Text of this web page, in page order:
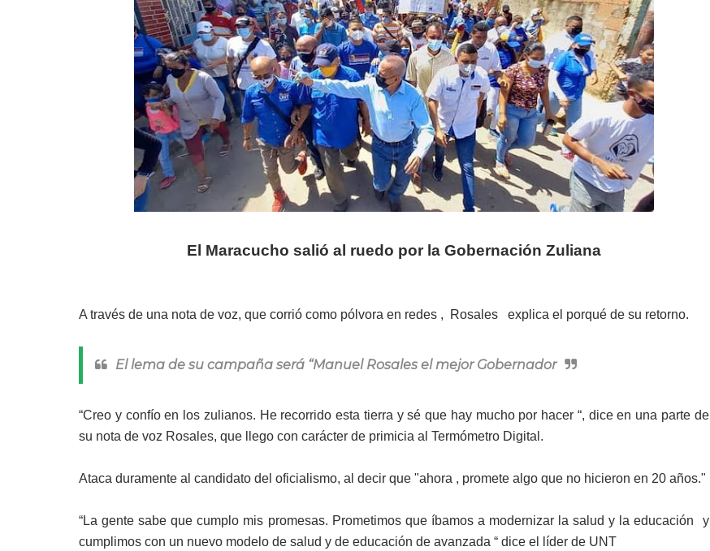
El Maracucho salió al ruedo por la Gobernación Zuliana
A través de una nota de voz, que corrió como pólvora en redes , Rosales explica el porqué de su retorno.
El lema de su campaña será “Manuel Rosales el mejor Gobernador
“Creo y confío en los zulianos. He recorrido esta tierra y sé que hay mucho por hacer “, dice en una parte de
su nota de voz Rosales, que llego con carácter de primicia al Termómetro Digital.
Ataca duramente al candidato del oficialismo, al decir que "ahora , promete algo que no hicieron en 20 años."
“La gente sabe que cumplo mis promesas. Prometimos que íbamos a modernizar la salud y la educación y
cumplimos con un nuevo modelo de salud y de educación de avanzada “ dice el líder de UNT